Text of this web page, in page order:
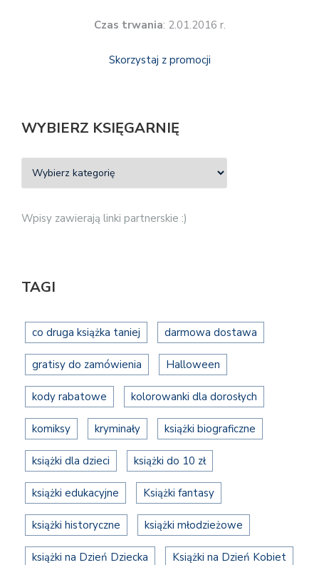
Czas trwania: 2.01.2016 r.
Skorzystaj z promocji
WYBIERZ KSIĘGARNIĘ
Wpisy zawierają linki partnerskie :)
TAGI
co druga książka taniej darmowa dostawa
gratisy do zamówienia Halloween
kody rabatowe kolorowanki dla dorosłych
komiksy kryminały książki biograficzne
książki dla dzieci książki do 10 zł
książki edukacyjne Książki fantasy
książki historyczne książki młodzieżowe
książki na Dzień Dziecka Książki na Dzień Kobiet